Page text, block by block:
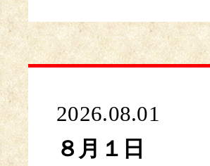
2026.08.01
８月１日